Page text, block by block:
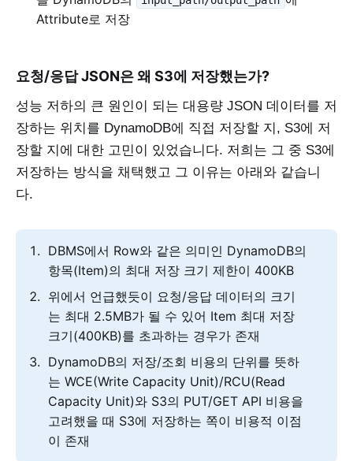
Attribute로 저장
요청/응답 JSON은 왜 S3에 저장했는가?
성능 저하의 큰 원인이 되는 대용량 JSON 데이터를 저
장하는 위치를 DynamoDB에 직접 저장할 지, S3에 저
장할 지에 대한 고민이 있었습니다. 저희는 그 중 S3에
저장하는 방식을 채택했고 그 이유는 아래와 같습니
다.
DBMS에서 Row와 같은 의미인 DynamoDB의
항목(Item)의 최대 저장 크기 제한이 400KB
위에서 언급했듯이 요청/응답 데이터의 크기
는 최대 2.5MB가 될 수 있어 Item 최대 저장
크기(400KB)를 초과하는 경우가 존재
DynamoDB의 저장/조회 비용의 단위를 뜻하
는 WCE(Write Capacity Unit)/RCU(Read
Capacity Unit)와 S3의 PUT/GET API 비용을
고려했을 때 S3에 저장하는 쪽이 비용적 이점
이 존재